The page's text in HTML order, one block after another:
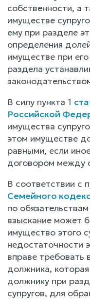
собственности, а
имуществе
ему при разделе
определения
имуществе при
раздела
В силу пункта 1
Российской
имущества
этом имуществе
равными, если
договором между
В соответствии с
Семейного
по
взыскание может
имущество этого
недостаточности
вправе требовать
должника,
должнику при
супругов, для